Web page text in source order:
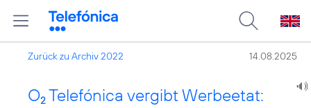
Zurück zu Archiv 2022 14.08.2025
O2 Telefónica vergibt Werbeetat: